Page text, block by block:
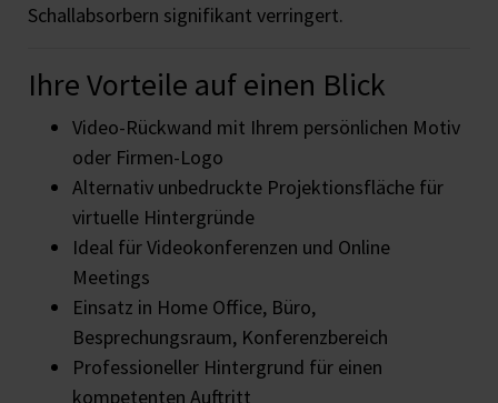
Schallabsorbern signifikant verringert.
Ihre Vorteile auf einen Blick
Video-Rückwand mit Ihrem persönlichen Motiv
oder Firmen-Logo
Alternativ unbedruckte Projektionsfläche für
virtuelle Hintergründe
Ideal für Videokonferenzen und Online
Meetings
Einsatz in Home Office, Büro,
Besprechungsraum, Konferenzbereich
Professioneller Hintergrund für einen
kompetenten Auftritt